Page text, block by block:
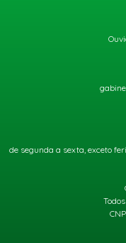
de segunda a sexta, exceto